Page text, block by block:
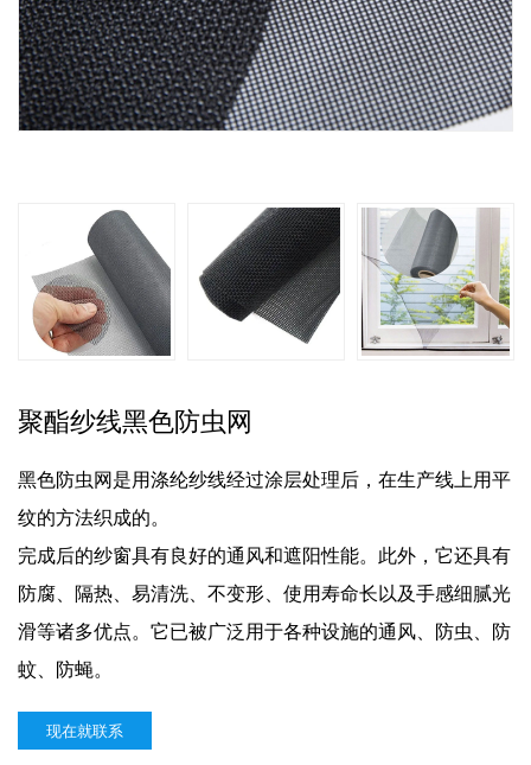
聚酯纱线黑色防虫网
黑色防虫网是用涤纶纱线经过涂层处理后，在生产线上用平
纹的方法织成的。
完成后的纱窗具有良好的通风和遮阳性能。此外，它还具有
防腐、隔热、易清洗、不变形、使用寿命长以及手感细腻光
滑等诸多优点。它已被广泛用于各种设施的通风、防虫、防
蚊、防蝇。
现在就联系